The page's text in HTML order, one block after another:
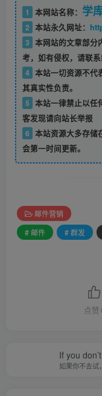
1 本网站名称： 学
2 本站永久网址：
3 本网站的文章部分
考，如有侵权，请联
4 本站一切资源不代
其真实性负责。
5 本站一律禁止以任
客发现请向站长举报
6 本站资源大多存储
会第一时间更新。
邮件营销
# 邮件
# 群发
点赞
If you
如果你不去试